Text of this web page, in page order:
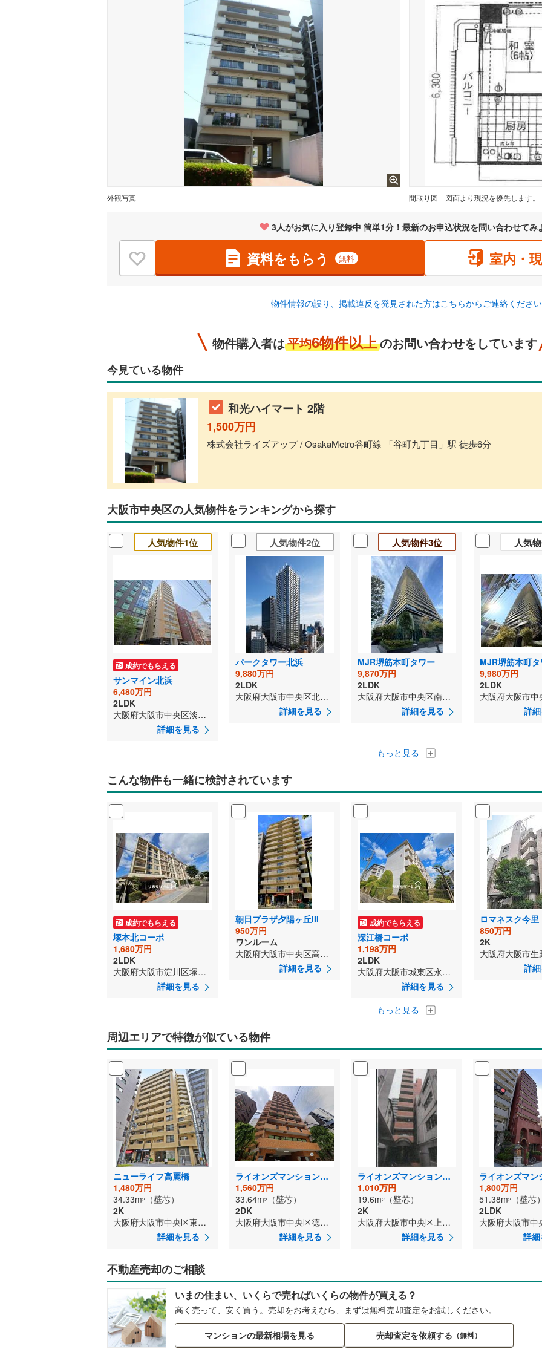
外観写真 間取り図 図面より現況を優先します。
3人がお気に入り登録中 簡単1分！最新のお申込状況を問い合わせてみ
資料をもらう 無料 室内・
物件情報の誤り、掲載違反を発見された方はこちらからご連絡ください
物件購入者は平均6物件以上のお問い合わせをしています
今見ている物件
和光ハイマート 2階
1,500万円
株式会社ライズアップ / OsakaMetro谷町線 「谷町九丁目」駅 徒歩6分
大阪市中央区の人気物件をランキングから探す
人気物件1位
成約でもらえる
サンマイン北浜
6,480万円
2LDK
大阪府大阪市中央区淡路町2丁目
詳細を見る
人気物件2位
パークタワー北浜
9,880万円
2LDK
大阪府大阪市中央区北浜東
詳細を見る
人気物件3位
MJR堺筋本町タワー
9,870万円
2LDK
大阪府大阪市中央区南本町1丁目
詳細を見る
人気
MJR堺筋本町
9,980万円
2LDK
詳
もっと見る
こんな物件も一緒に検討されています
成約でもらえる
塚本北コーポ
1,680万円
2LDK
大阪府大阪市淀川区塚本3丁目
詳細を見る
朝日プラザ夕陽ヶ丘III
950万円
ワンルーム
大阪府大阪市中央区高津3丁目
詳細を見る
成約でもらえる
深江橋コーポ
1,198万円
2LDK
大阪府大阪市城東区永田3丁目
詳細を見る
ロマネスク今里
850万円
2K
詳
もっと見る
周辺エリアで特徴が似ている物件
ニューライフ高麗橋
1,480万円
34.33m2
（壁芯）
2K
大阪府大阪市中央区東高麗橋
詳細を見る
ライオンズマンション東本町第3
1,560万円
33.64m2
（壁芯）
2DK
大阪府大阪市中央区徳井町2丁目
詳細を見る
ライオンズマンション上町台
1,010万円
19.6m2
（壁芯）
2K
大阪府大阪市中央区上本町西4丁目
詳細を見る
1,800万円
51.38m2
（壁芯
2LDK
大阪府大阪市中
詳
不動産売却のご相談
いまの住まい、いくらで売ればいくらの物件が買える？
高く売って、安く買う。売却をお考えなら、まずは無料売却査定をお試しください。
マンションの最新相場を見る 売却査定を依頼する （無料）